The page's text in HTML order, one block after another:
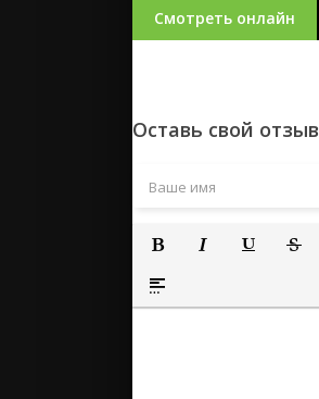
Смотреть онлайн
Оставь свой отзыв
Полужирный
Вставка спойлера